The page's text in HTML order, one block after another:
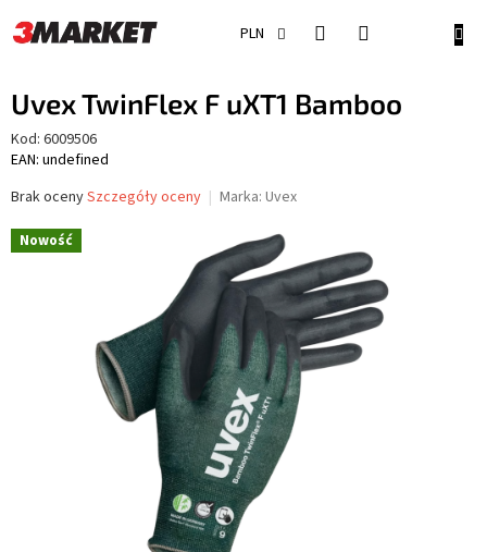
do
treści
PLN
Uvex TwinFlex F uXT1 Bamboo
Kod: 6009506
EAN: undefined
Średnia
produktu
wynosi
Brak ocenySzczegóły oceny Marka: Uvex
Nowość